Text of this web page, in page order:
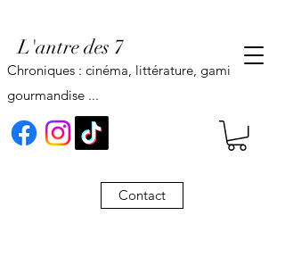
L'antre des 7
Contact
Chroniques : cinéma, littérature, gaming,
gourmandise ...